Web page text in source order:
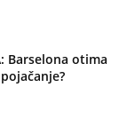
Barselona otima